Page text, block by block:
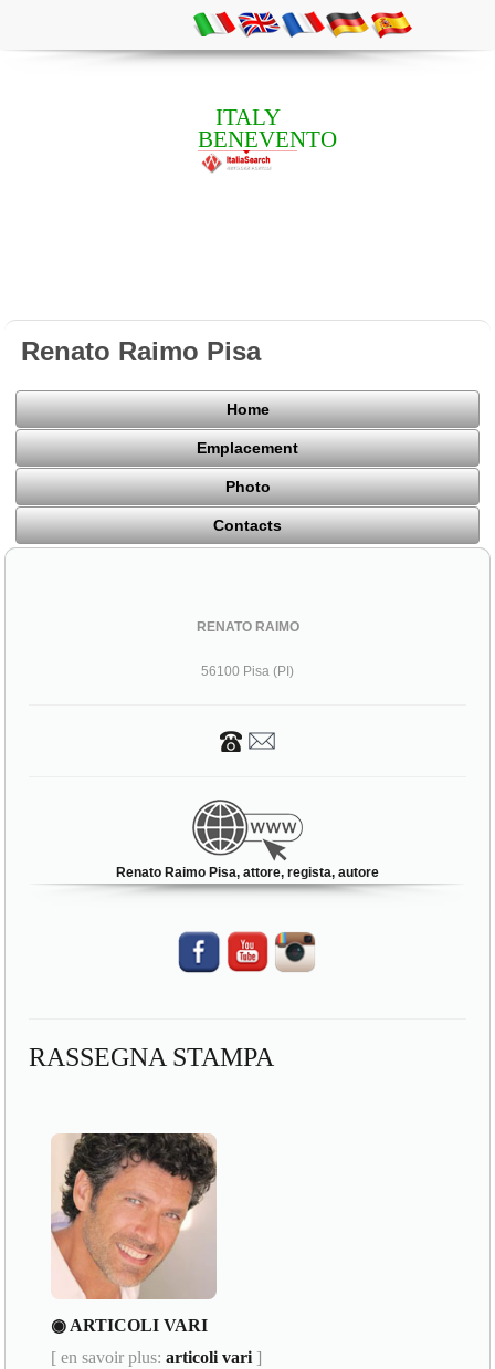
ITALY
BENEVENTO
Renato Raimo Pisa
Home
Emplacement
Photo
Contacts
RENATO RAIMO
56100 Pisa (PI)
Renato Raimo Pisa, attore, regista, autore
RASSEGNA STAMPA
◉ ARTICOLI VARI
[ en savoir plus:articoli vari ]